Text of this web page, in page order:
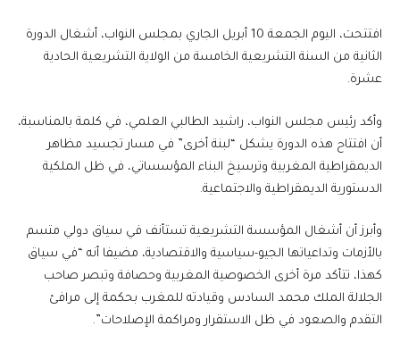
افتتحت، اليوم الجمعة 10 أبريل الجاري بمجلس النواب، أشغال الدورة
الثانية من السنة التشريعية الخامسة من الولاية التشريعية الحادية
عشرة.
وأكد رئيس مجلس النواب، راشيد الطالبي العلمي، في كلمة بالمناسبة،
أن افتتاح هذه الدورة يشكل “لبنة أخرى” في مسار تجسيد مظاهر
الديمقراطية المغربية وترسيخ البناء المؤسساتي، في ظل الملكية
الدستورية الديمقراطية والاجتماعية.
وأبرز أن أشغال المؤسسة التشريعية تستأنف في سياق دولي متسم
بالأزمات وتداعياتها الجيو-سياسية والاقتصادية، مضيفا أنه “في سياق
كهذا، تتأكد مرة أخرى الخصوصية المغربية وحصافة وتبصر صاحب
الجلالة الملك محمد السادس وقيادته للمغرب بحكمة إلى مرافئ
التقدم والصعود في ظل الاستقرار ومراكمة الإصلاحات”.